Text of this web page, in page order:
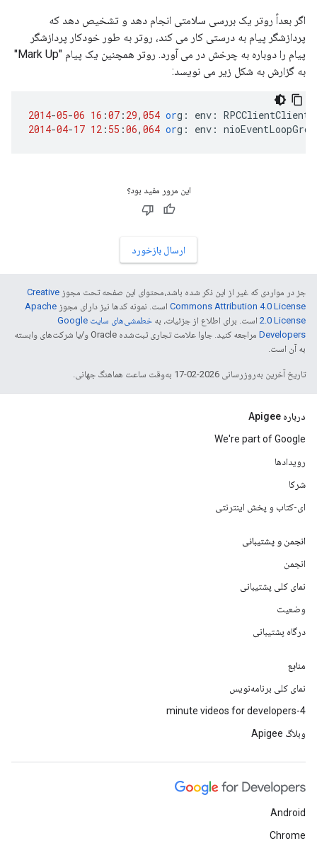
اگر بعداً روتر یک بررسی سلامتی انجام دهد و تشخیص دهد که
پردازشگر پیام به درستی کار می کند، روتر به طور خودکار پردازشگر
پیام را دوباره به چرخش در می آورد. روتر همچنین یک پیام "Mark Up"
به گزارش به شکل زیر می نویسد:
2014-05-06 16 :07 : 29, 054 org : env :
2014-04-17 12 : 55 :06, 064 org : env :
این مرور مفید بود؟
ارسال بازخورد
جز در مواردی که غیر از این ذکر شده باشد،‌محتوای این صفحه تحت مجوز Creative
Commons Attribution 4.0 License است. نمونه کدها نیز دارای مجوز Apache
2.0 License است. برای اطلاع از جزئیات، به
خطمشی‌های سایت Google
Developers‏
مراجعه کنید. جاوا علامت تجاری ثبت‌شده Oracle و/یا شرکت‌های وابسته
به آن است.
تاریخ آخرین به‌روزرسانی 2026-02-17 به‌وقت ساعت هماهنگ جهانی.
درباره Apigee
We're part of Google
رویدادها
شرکا
ای-کتاب و پخش اینترنتی
انجمن و پشتیبانی
انجمن
نمای کلی پشتیبانی
وضعیت
درگاه پشتیبانی
منابع
نمای کلی برنامه‌نویس
4-minute videos for developers
وبلاگ Apigee
Android
Chrome